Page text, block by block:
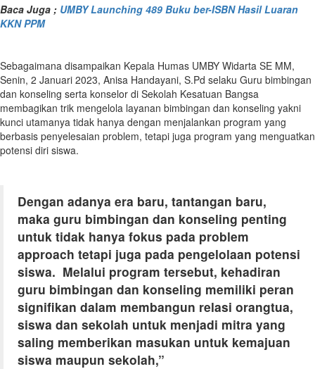
Baca Juga ; UMBY Launching 489 Buku ber-ISBN Hasil Luaran
KKN PPM
Sebagaimana disampaikan Kepala Humas UMBY Widarta SE MM,
Senin, 2 Januari 2023, Anisa Handayani, S.Pd selaku Guru bimbingan
dan konseling serta konselor di Sekolah Kesatuan Bangsa
membagikan trik mengelola layanan bimbingan dan konseling yakni
kunci utamanya tidak hanya dengan menjalankan program yang
berbasis penyelesaian problem, tetapi juga program yang menguatkan
potensi diri siswa.
Dengan adanya era baru, tantangan baru,
maka guru bimbingan dan konseling penting
untuk tidak hanya fokus pada problem
approach tetapi juga pada pengelolaan potensi
siswa. Melalui program tersebut, kehadiran
guru bimbingan dan konseling memiliki peran
signifikan dalam membangun relasi orangtua,
siswa dan sekolah untuk menjadi mitra yang
saling memberikan masukan untuk kemajuan
siswa maupun sekolah,”